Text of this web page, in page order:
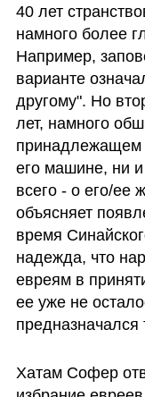
40 лет
намного более
Например,
варианте
другому". Но
лет, намного
принадлежащем
его машине, ни
всего - о его/ее
объясняет
время
надежда, что
евреям в
ее уже не
предназначался
Хатам Софер